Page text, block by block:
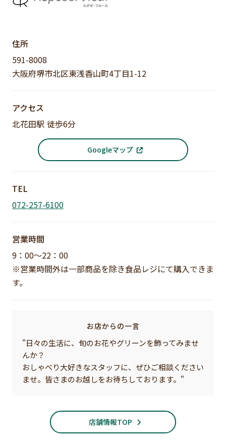
住所
591-8008
大阪府堺市北区東浅香山町4丁目1-12
アクセス
北花田駅 徒歩6分
Googleマップ
TEL
072-257-6100
営業時間
9：00～22：00
※営業時間外は一部商品を除き食品レジにて購入できま
す。
お店からの一言
"日々の生活に、旬のお花やグリーンを飾ってみませ
んか？
おしゃべり大好きなスタッフに、ぜひご相談ください
ませ。皆さまのお越しをお待ちしております。"
店舗情報TOP